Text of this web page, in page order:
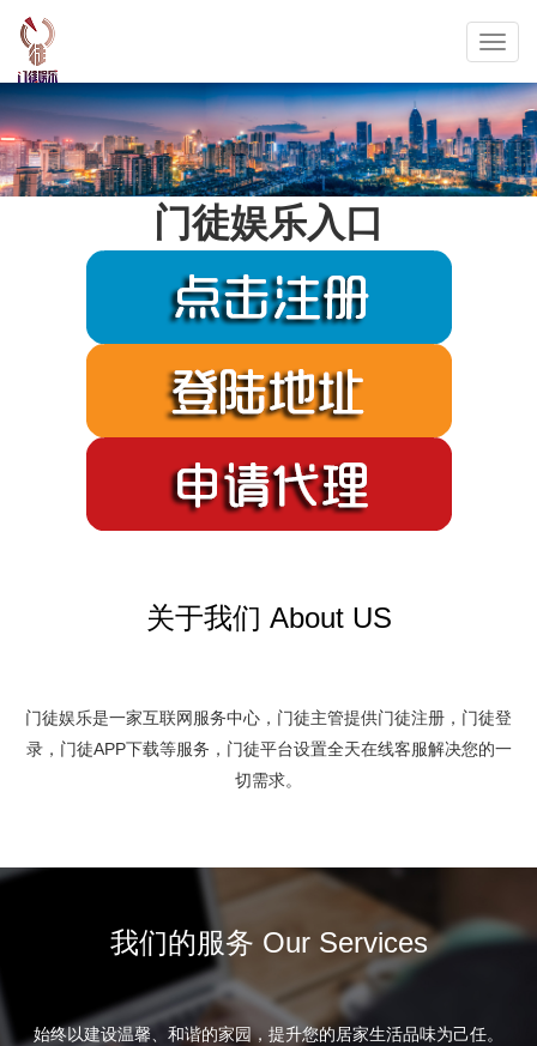
门徒娱乐入口
关于我们 About US
门徒娱乐是一家互联网服务中心，门徒主管提供门徒注册，门徒登
录，门徒APP下载等服务，门徒平台设置全天在线客服解决您的一
切需求。
我们的服务 Our Services
始终以建设温馨、和谐的家园，提升您的居家生活品味为己任。